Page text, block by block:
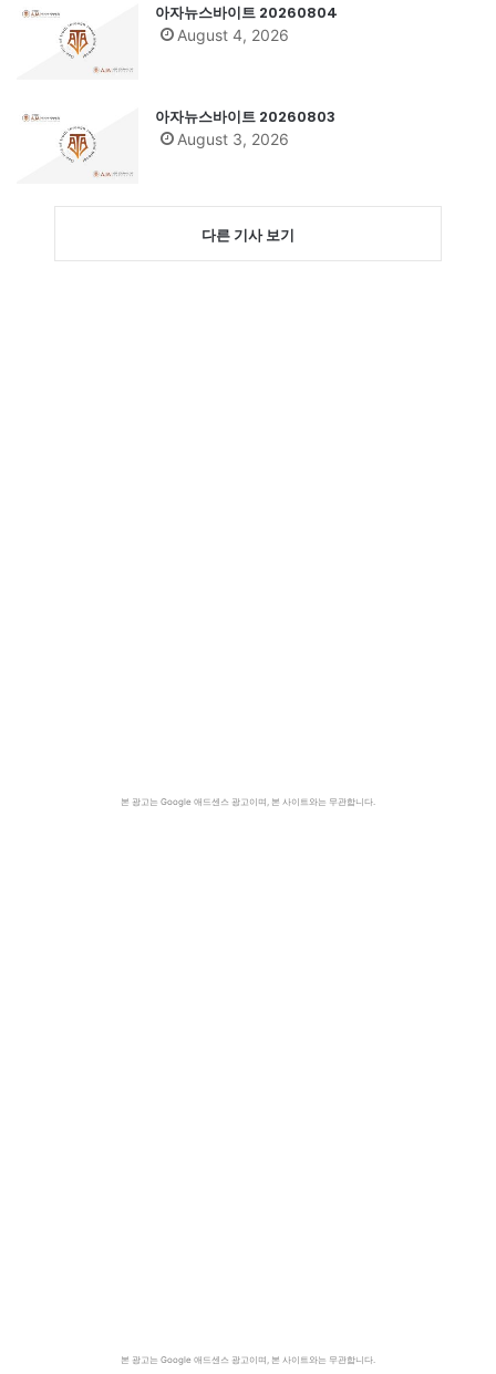
아자뉴스바이트 20260804
August 4, 2026
아자뉴스바이트 20260803
August 3, 2026
다른 기사 보기
본 광고는 Google 애드센스 광고이며, 본 사이트와는 무관합니다.
본 광고는 Google 애드센스 광고이며, 본 사이트와는 무관합니다.